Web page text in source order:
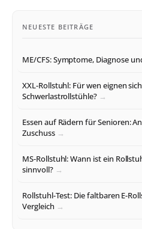
NEUESTE BEITRÄGE
ME/CFS: Symptome, Diagnose
XXL-Rollstuhl: Für wen eignen
Schwerlastrollstühle?
Essen auf Rädern für Senioren:
Zuschuss
MS-Rollstuhl: Wann ist ein
sinnvoll?
Rollstuhl-Test: Die faltbaren E-
Vergleich